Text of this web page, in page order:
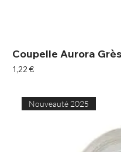
Coupelle Aurora
Prix
1,22 €
Nouveauté 2025